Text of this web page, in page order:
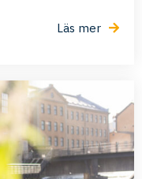
Läs mer